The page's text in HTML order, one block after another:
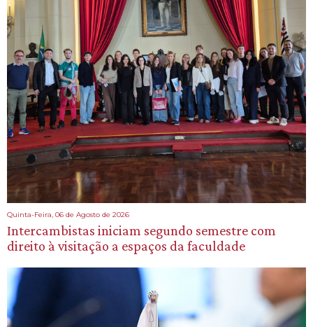
Quinta-Feira, 06 de Agosto de 2026
Intercambistas iniciam segundo semestre com
direito à visitação a espaços da faculdade